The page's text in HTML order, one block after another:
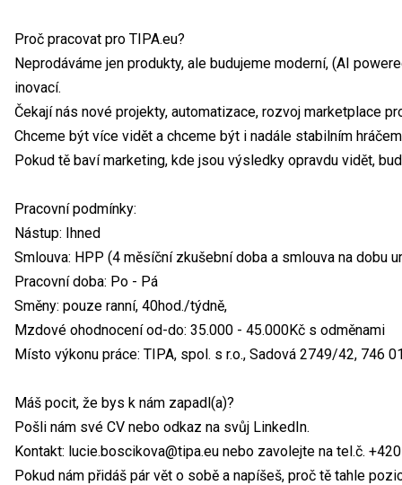
Proč pracovat pro TIPA.eu?
Neprodáváme jen produkty, ale budujeme moderní, (AI
inovací.
Čekají nás nové projekty, automatizace, rozvoj marketplace
Chceme být více vidět a chceme být i nadále stabilním
Pokud tě baví marketing, kde jsou výsledky opravdu vidět,
Pracovní podmínky:
Nástup: Ihned
Smlouva: HPP (4 měsíční zkušební doba a smlouva na dobu
Pracovní doba: Po - Pá
Směny: pouze ranní, 40hod./týdně,
Mzdové ohodnocení od-do: 35.000 - 45.000Kč s odměnami
Místo výkonu práce: TIPA, spol. s r.o., Sadová 2749/42, 746
Máš pocit, že bys k nám zapadl(a)?
Pošli nám své CV nebo odkaz na svůj LinkedIn.
Kontakt: lucie.boscikova@tipa.eu nebo zavolejte na tel.č.
Pokud nám přidáš pár vět o sobě a napíšeš, proč tě tahle